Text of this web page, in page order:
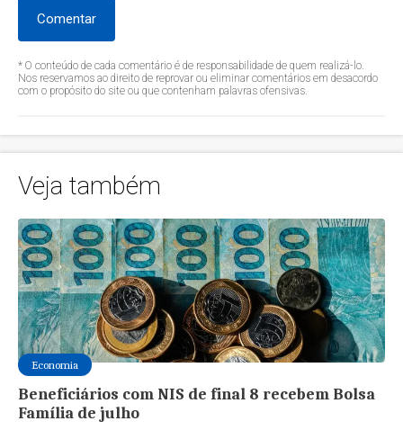
Comentar
* O conteúdo de cada comentário é de responsabilidade de quem realizá-lo.
Nos reservamos ao direito de reprovar ou eliminar comentários em desacordo
com o propósito do site ou que contenham palavras ofensivas.
Veja também
Economia
Beneficiários com NIS de final 8 recebem Bolsa
Família de julho